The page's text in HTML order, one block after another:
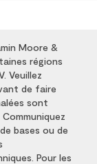
Moore &
régions
Veuillez
de faire
sont
bases ou de
Pour les